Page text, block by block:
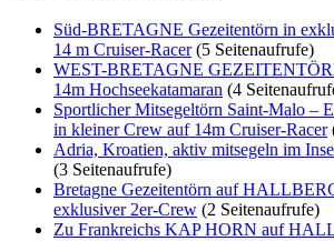
Süd-BRETAGNE Gezeitentörn in
14 m Cruiser-Racer(5 Seitenaufrufe)
WEST-BRETAGNE
14m Hochseekatamaran (4
Sportlicher Mitsegeltörn Saint-Malo –
in kleiner Crew auf 14m Cruiser-Racer
Adria, Kroatien, aktiv mitsegeln im
(3 Seitenaufrufe)
Bretagne Gezeitentörn auf
exklusiver 2er-Crew (2 Seitenaufrufe)
Zu Frankreichs KAP HORN auf